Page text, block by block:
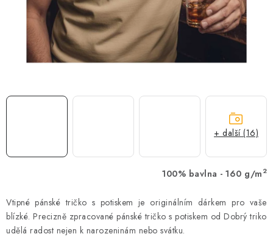
O nás Časté otázky
Doprava a platba
Obchodní podmínky
Zásady zpracování ochrany osobních údajů
Napište nám
100% bavlna - 160 g/m 2
Vtipné pánské tričko s potiskem je originálním dárkem pro vaše
blízké. Precizně zpracované pánské tričko s potiskem od Dobrý triko
udělá radost nejen k narozeninám nebo svátku.
+ další (16)